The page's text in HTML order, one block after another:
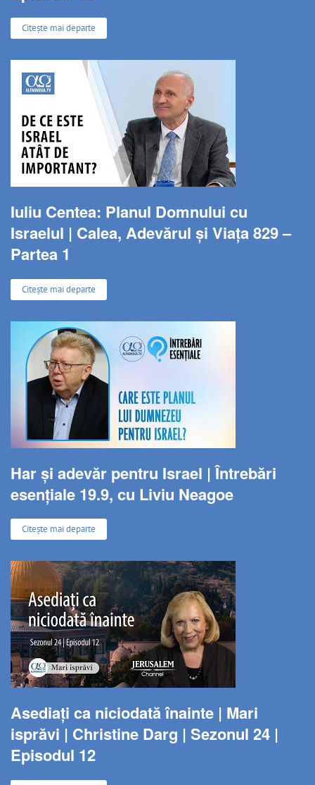
Citește mai departe
Iuliu Centea: Planul Domnului cu
Israelul | Calea, Adevărul și Viața 829 –
Partea 1
Citește mai departe
Har și adevăr pentru Israel | Întrebări
esențiale 19.9, cu Liviu Neagoe
Citește mai departe
Asediați ca niciodată înainte | Mari
isprăvi | Christine Darg | Sezonul 24 |
Episodul 12